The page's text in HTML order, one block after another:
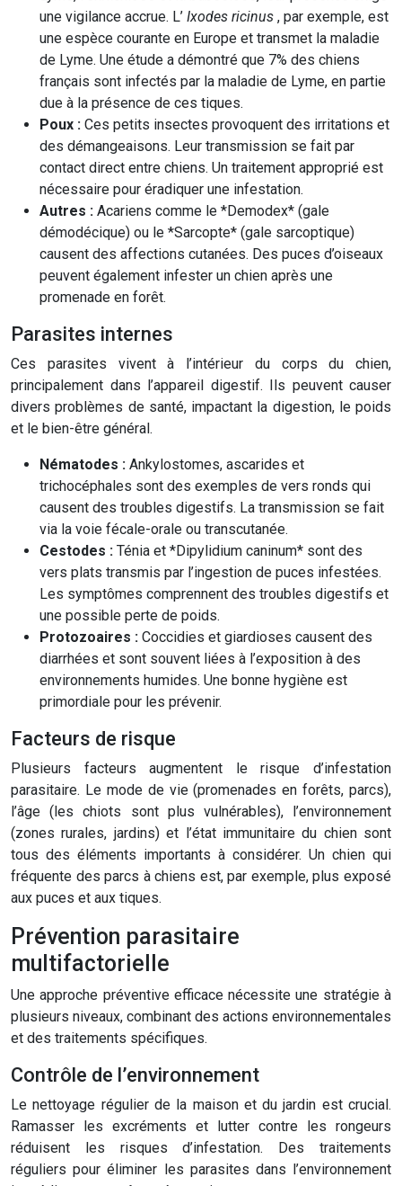
une vigilance accrue. L’ Ixodes ricinus , par exemple, est
une espèce courante en Europe et transmet la maladie
de Lyme. Une étude a démontré que 7% des chiens
français sont infectés par la maladie de Lyme, en partie
due à la présence de ces tiques.
Poux : Ces petits insectes provoquent des irritations et
des démangeaisons. Leur transmission se fait par
contact direct entre chiens. Un traitement approprié est
nécessaire pour éradiquer une infestation.
Autres : Acariens comme le *Demodex* (gale
démodécique) ou le *Sarcopte* (gale sarcoptique)
causent des affections cutanées. Des puces d’oiseaux
peuvent également infester un chien après une
promenade en forêt.
Parasites internes
Ces parasites vivent à l’intérieur du corps du chien,
principalement dans l’appareil digestif. Ils peuvent causer
divers problèmes de santé, impactant la digestion, le poids
et le bien-être général.
Nématodes : Ankylostomes, ascarides et
trichocéphales sont des exemples de vers ronds qui
causent des troubles digestifs. La transmission se fait
via la voie fécale-orale ou transcutanée.
Cestodes : Ténia et *Dipylidium caninum* sont des
vers plats transmis par l’ingestion de puces infestées.
Les symptômes comprennent des troubles digestifs et
une possible perte de poids.
Protozoaires : Coccidies et giardioses causent des
diarrhées et sont souvent liées à l’exposition à des
environnements humides. Une bonne hygiène est
primordiale pour les prévenir.
Facteurs de risque
Plusieurs facteurs augmentent le risque d’infestation
parasitaire. Le mode de vie (promenades en forêts, parcs),
l’âge (les chiots sont plus vulnérables), l’environnement
(zones rurales, jardins) et l’état immunitaire du chien sont
tous des éléments importants à considérer. Un chien qui
fréquente des parcs à chiens est, par exemple, plus exposé
aux puces et aux tiques.
Prévention parasitaire
multifactorielle
Une approche préventive efficace nécessite une stratégie à
plusieurs niveaux, combinant des actions environnementales
et des traitements spécifiques.
Contrôle de l’environnement
Le nettoyage régulier de la maison et du jardin est crucial.
Ramasser les excréments et lutter contre les rongeurs
réduisent les risques d’infestation. Des traitements
réguliers pour éliminer les parasites dans l’environnement